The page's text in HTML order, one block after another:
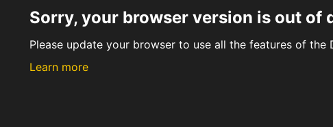
Sorry, your browser version is out of
Please update your browser to use all the features of the
Learn more